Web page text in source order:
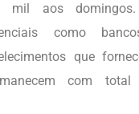
aos domingos.
como
que
com total